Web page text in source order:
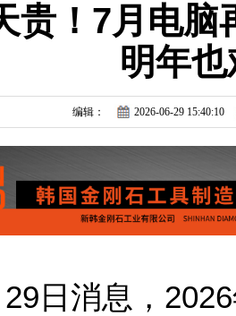
贵！7月电脑
明年
编辑： 2026-06-29 15:40:10
日消息，